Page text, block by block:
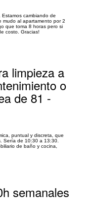
cambiando de
mudo al apartamento por 2
que toma 8 horas pero si
costo. Gracias!
limpieza a
o
de 81 -
puntual y discreta, que
Sería de 10:30 a 13:30.
de baño y cocina,
semanales